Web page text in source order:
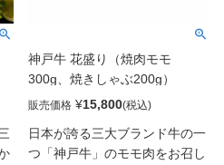
神戸牛 花盛り（焼肉モモ
300g、焼きしゃぶ200g）
販売価格 ¥15,800
日本が誇る三大ブランド牛の一
つ「神戸牛」のモモ肉をお召し